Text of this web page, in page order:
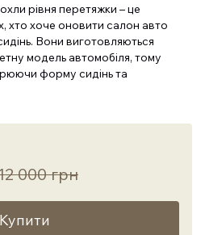
рівня перетяжки – це
хто хоче оновити салон авто
Вони виготовляються
модель автомобіля, тому
форму сидінь та
000 грн
Купити